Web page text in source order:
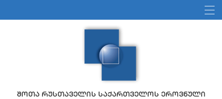
ᲨᲝᲗᲐ ᲠᲣᲡᲗᲐᲕᲔᲚᲘᲡ ᲡᲐᲥᲐᲠᲗᲕᲔᲚᲝᲡ ᲔᲠᲝᲕᲜᲣᲚᲘ